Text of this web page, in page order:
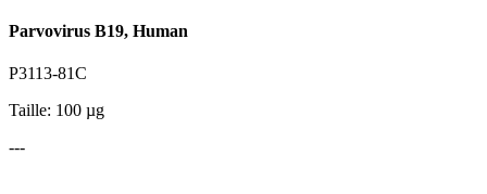
Parvovirus B19, Human
P3113-81C
Taille: 100 µg
---